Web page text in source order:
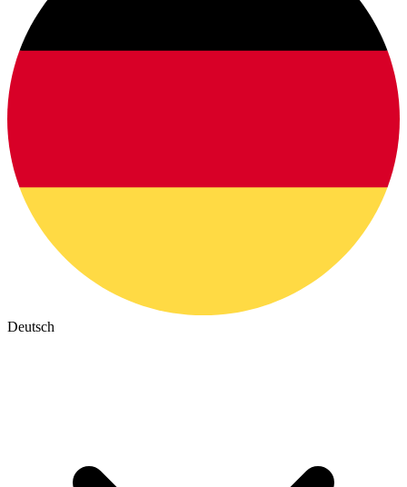
Deutsch